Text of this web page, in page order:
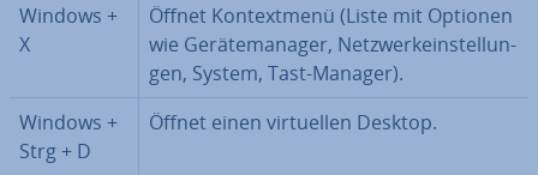
Windows +
X
Öffnet Kon­text­me­nü (Liste mit Optionen
wie Ge­rä­te­ma­na­ger, Netz­werk­ein­stel­lun­
gen, System, Tast-Manager).
Windows +
Strg + D
Öffnet einen vir­tu­el­len Desktop.